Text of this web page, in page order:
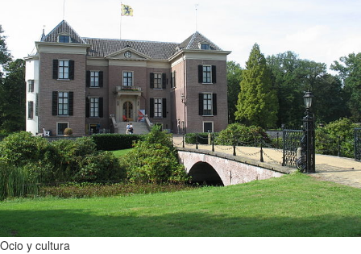
Ocio y cultura